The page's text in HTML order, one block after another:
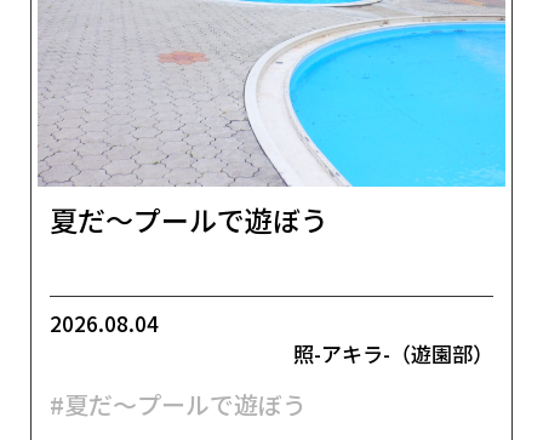
夏だ～プールで遊ぼう
2026.08.04
照-アキラ-（遊園部）
#夏だ～プールで遊ぼう